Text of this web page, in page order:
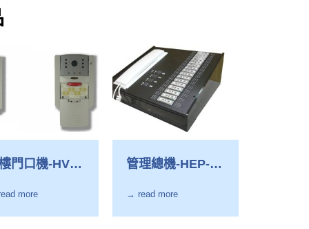
門口機-HVS
more
管理總機-HEP-
→ read more